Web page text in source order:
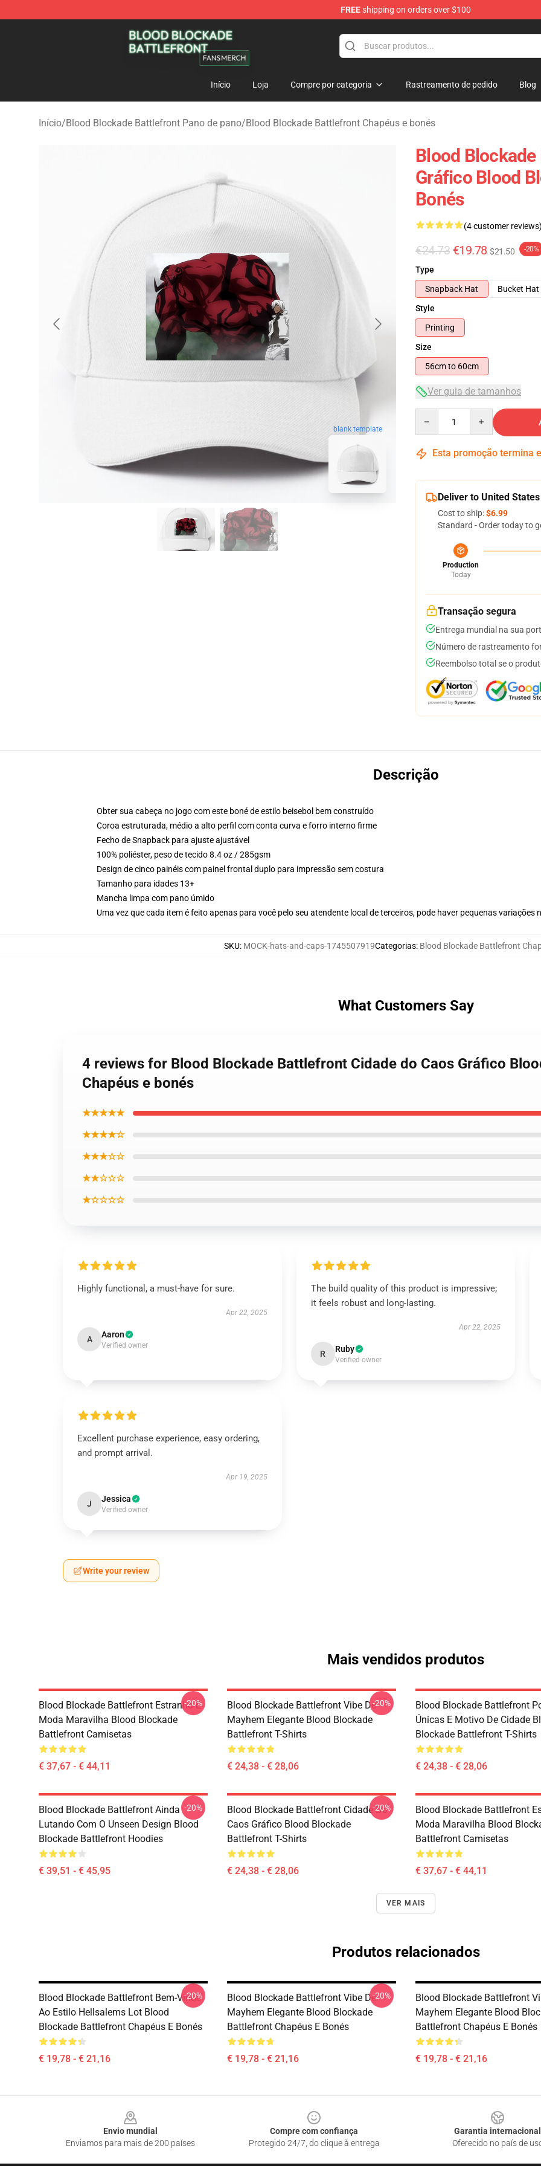
FREEshipping on orders over $100
Blood Blockade Battlefront Shop - Official Blood Blockade Battlefront Merchandise Store
Início Loja Compre por categoria Rastreamento de pedido Blog
Início/Blood Blockade Battlefront Pano de pano/Blood Blockade Battlefront Chapéus e bonés
blank template
Blood
Gráfico Blood
Bonés
(4 customer reviews)
€24.73 €19.78 $21.50 -20%
Type
Snapback Hat
Bucket Hat
Style
Printing
Size
56cm to 60cm
Ver guia de tamanhos
Esta promoção termina
Deliver to United States
Cost to ship:$6.99
Standard - Order today to
Production
Today
Transação segura
Entrega mundial na sua
Número de rastreamento
Reembolso total se o
Descrição
Obter sua cabeça no jogo com este boné de estilo beisebol bem construído
Coroa estruturada, médio a alto perfil com conta curva e forro interno firme
Fecho de Snapback para ajuste ajustável
100% poliéster, peso de tecido 8.4 oz / 285gsm
Design de cinco painéis com painel frontal duplo para impressão sem costura
Tamanho para idades 13+
Mancha limpa com pano úmido
Uma vez que cada item é feito apenas para você pelo seu atendente local de terceiros, pode haver pequenas variações
SKU: MOCK-hats-and-caps-1745507919Categorias: Blood Blockade Battlefront
What Customers Say
4 reviews for Blood Blockade Battlefront Cidade do Caos Gráfico
Chapéus e bonés
★★★★★
★★★★☆
★★★☆☆
★★☆☆☆
★☆☆☆☆
Highly functional, a must-have for sure.
Apr 22, 2025
A Aaron
Verified owner
The build quality of this product is impressive;
it feels robust and long-lasting.
Apr 22, 2025
R Ruby
Verified owner
Excellent purchase experience, easy ordering,
and prompt arrival.
Apr 19, 2025
J Jessica
Verified owner
Write your review
Mais vendidos produtos
Blood Blockade Battlefront Estranho E
Moda Maravilha Blood Blockade
Battlefront Camisetas
€ 37,67 - € 44,11
-20%
Blood Blockade Battlefront Vibe De
Mayhem Elegante Blood Blockade
Battlefront T-Shirts
€ 24,38 - € 28,06
-20%
Blood Blockade Battlefront
Únicas E Motivo De Cidade
Blockade Battlefront T-Shirts
€ 24,38 - € 28,06
Blood Blockade Battlefront Ainda
Lutando Com O Unseen Design Blood
Blockade Battlefront Hoodies
€ 39,51 - € 45,95
-20%
Blood Blockade Battlefront Cidade Do
Caos Gráfico Blood Blockade
Battlefront T-Shirts
€ 24,38 - € 28,06
-20%
Blood Blockade Battlefront
Moda Maravilha Blood
Battlefront Camisetas
€ 37,67 - € 44,11
VER MAIS
Produtos relacionados
Blood Blockade Battlefront Bem-Vindo
Ao Estilo Hellsalems Lot Blood
Blockade Battlefront Chapéus E Bonés
€ 19,78 - € 21,16
-20%
Blood Blockade Battlefront Vibe De
Mayhem Elegante Blood Blockade
Battlefront Chapéus E Bonés
€ 19,78 - € 21,16
-20%
Blood Blockade Battlefront
Mayhem Elegante Blood
Battlefront Chapéus E Bonés
€ 19,78 - € 21,16
Envio mundial
Enviamos para mais de 200 países
Compre com confiança
Protegido 24/7, do clique à entrega
Garantia internacional
Oferecido no país de